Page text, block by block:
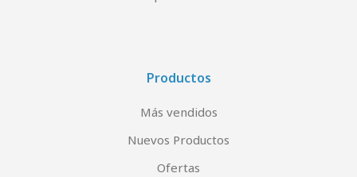
Productos
Más vendidos
Nuevos Productos
Ofertas